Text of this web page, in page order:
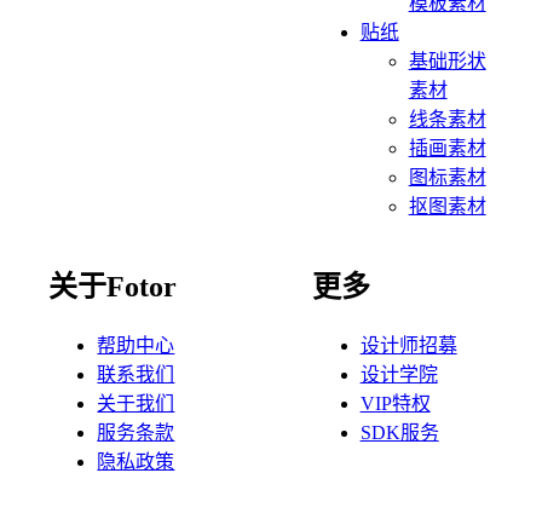
贴纸
基础形状
素材
线条素材
插画素材
图标素材
抠图素材
关于Fotor
帮助中心
联系我们
关于我们
服务条款
隐私政策
更多
设计师招募
设计学院
VIP特权
SDK服务